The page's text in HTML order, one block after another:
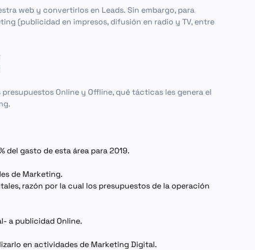
web y convertirlos en Leads. Sin embargo, para
(publicidad en impresos, difusión en radio y TV, entre
Online y Offline, qué tácticas les genera el
del gasto de esta área para 2019.
de Marketing.
razón por la cual los presupuestos de la operación
a publicidad Online.
en actividades de Marketing Digital.